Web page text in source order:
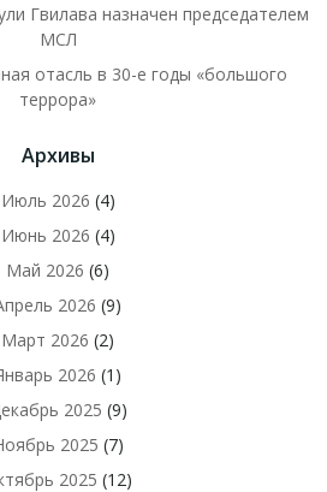
Гвилава назначен председателем
МСЛ
отасль в 30-е годы «большого
террора»
Архивы
Июль 2026 (4)
Июнь 2026 (4)
Май 2026 (6)
2026 (9)
Март 2026 (2)
2026 (1)
2025 (9)
2025 (7)
2025 (12)